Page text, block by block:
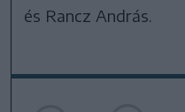
és Rancz András.